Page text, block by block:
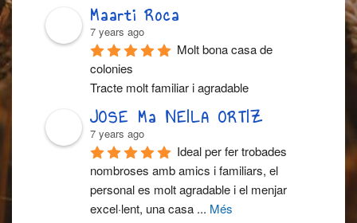
Maarti Roca
7 years ago
Molt bona casa de
colonies
Tracte molt familiar i agradable
JOSE Ma NEILA ORTIZ
7 years ago
Ideal per fer trobades
nombroses amb amics i familiars, el
personal es molt agradable i el menjar
excel·lent, una casa ... Més